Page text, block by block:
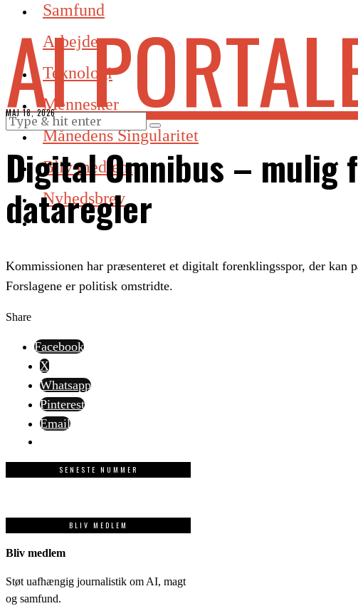
Samfund
Arbejde
Teknologi
Mennesker
Månedens Singularitet
Bliv medlem
Nyhedsbrev
AI
MAJ 18, 2026
Digital Omnibus – mulig
dataregler
Kommissionen har præsenteret et digitalt forenklingsspor, der
Forslagene er politisk omstridte.
Share
Facebook
X
Whatsapp
Pinterest
Email
SENESTE NUMMER
BLIV MEDLEM
Bliv medlem
Støt uafhængig journalistik om AI, magt
og samfund.